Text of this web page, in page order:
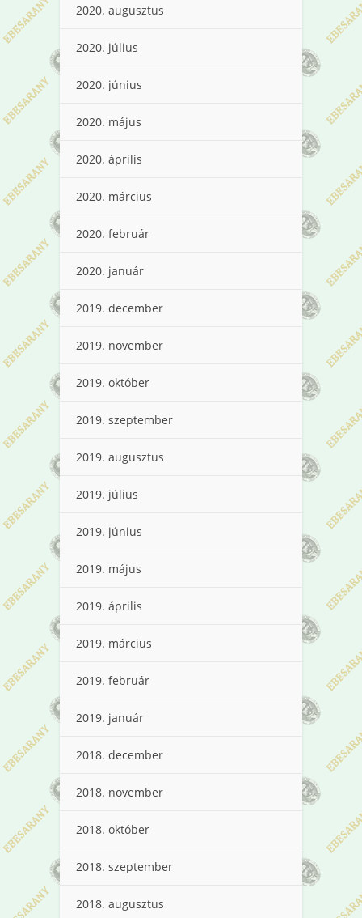
2020. augusztus
2020. július
2020. június
2020. május
2020. április
2020. március
2020. február
2020. január
2019. december
2019. november
2019. október
2019. szeptember
2019. augusztus
2019. július
2019. június
2019. május
2019. április
2019. március
2019. február
2019. január
2018. december
2018. november
2018. október
2018. szeptember
2018. augusztus